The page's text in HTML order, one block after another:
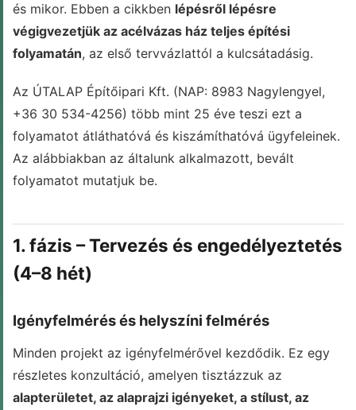
és mikor. Ebben a cikkben lépésről lépésre
végigvezetjük az acélvázas ház teljes építési
folyamatán, az első tervvázlattól a kulcsátadásig.
Az ÚTALAP Építőipari Kft. (NAP: 8983 Nagylengyel,
+36 30 534-4256) több mint 25 éve teszi ezt a
folyamatot átláthatóvá és kiszámíthatóvá ügyfeleinek.
Az alábbiakban az általunk alkalmazott, bevált
folyamatot mutatjuk be.
1. fázis – Tervezés és engedélyeztetés
(4–8 hét)
Igényfelmérés és helyszíni felmérés
Minden projekt az igényfelmérővel kezdődik. Ez egy
részletes konzultáció, amelyen tisztázzuk az
alapterületet, az alaprajzi igényeket, a stílust, az